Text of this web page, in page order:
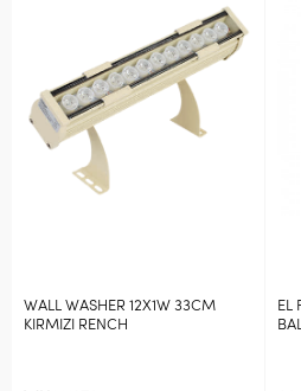
WALL WASHER 12X1W 33CM
KIRMIZI RENCH
EL